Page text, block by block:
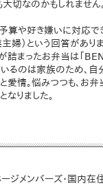
切なのかもしれません
予算や好き嫌いに対応
婦）という回答があり
詰まったお弁当は「
いるのは家族のため、
愛情。悩みつつも、お
りました。
ジメンバーズ・国内在